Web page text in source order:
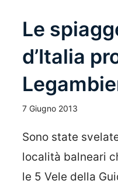
Le
d’Italia
7 Giugno 2013
Sono state
località balneari
le 5 Vele della